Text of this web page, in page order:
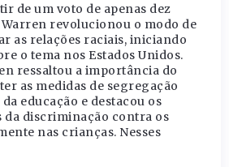
de um voto de apenas dez
Warren revolucionou o modo de
as relações raciais, iniciando
o tema nos Estados Unidos.
ressaltou a importância do
as medidas de segregação
educação e destacou os
da discriminação contra os
nas crianças. Nesses